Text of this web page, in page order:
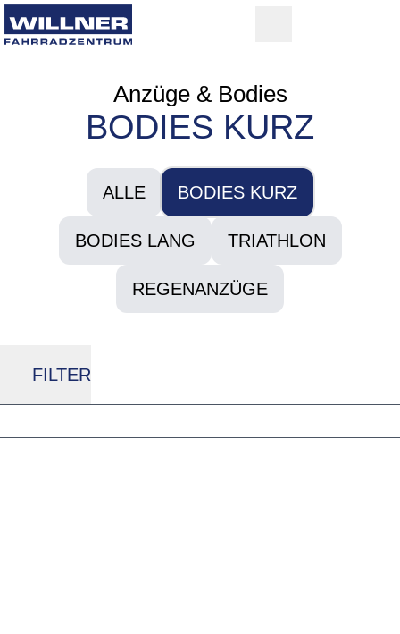
Anzüge & Bodies
BODIES KURZ
ALLE BODIES KURZ
BODIES LANG TRIATHLON
REGENANZÜGE
FILTER